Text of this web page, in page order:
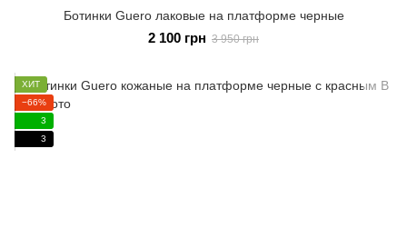
Ботинки Guero лаковые на платформе черные
2 100 грн 3 950 грн
ХИТ
−66%
3
3